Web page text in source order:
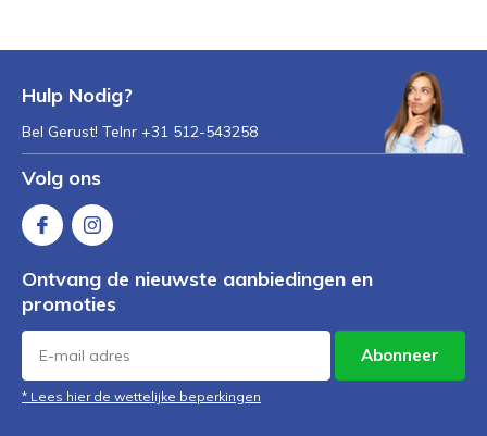
Hulp Nodig?
Bel Gerust! Telnr +31 512-543258
Volg ons
Ontvang de nieuwste aanbiedingen en
promoties
Abonneer
* Lees hier de wettelijke beperkingen